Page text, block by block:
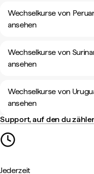
Wechselkurse von
ansehen
Wechselkurse von
ansehen
Wechselkurse von
ansehen
Support, auf den du
Jederzeit